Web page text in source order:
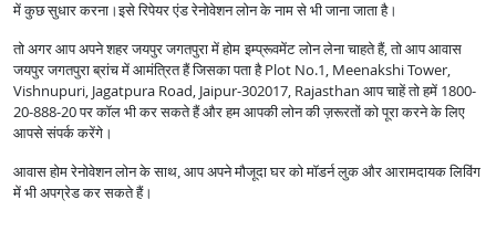
में कुछ सुधार करना।इसे रिपेयर एंड रेनोवेशन लोन के नाम से भी जाना जाता है।
तो अगर आप अपने शहर जयपुर जगतपुरा मेंहोम इम्प्रूवमेंट लोनलेना चाहते हैं, तो आप आवास
जयपुर जगतपुरा ब्रांच में आमंत्रित हैं जिसका पता है Plot No.1, Meenakshi Tower,
Vishnupuri, Jagatpura Road, Jaipur-302017, Rajasthan आप चाहें तो हमें 1800-
20-888-20 पर कॉल भी कर सकते हैं और हम आपकी लोन की ज़रूरतों को पूरा करने के लिए
आपसे संपर्क करेंगे।
आवास होम रेनोवेशन लोन के साथ, आप अपने मौजूदा घर को मॉडर्न लुक और आरामदायक लिविंग
में भी अपग्रेड कर सकते हैं।